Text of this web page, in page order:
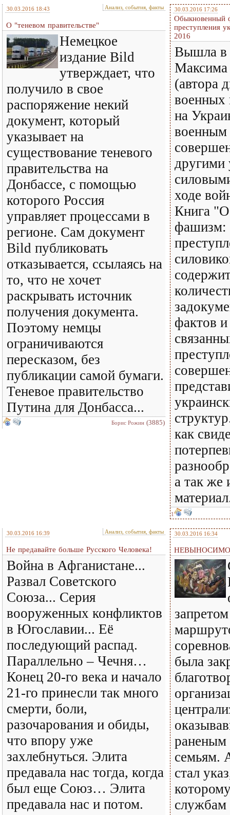
30.03.2016 18:43 Анализ, события, факты
О "теневом правительстве"
Немецкое
издание Bild
утверждает, что
получило в свое
распоряжение некий
документ, который
указывает на
существование теневого
правительства на
Донбассе, с помощью
которого Россия
управляет процессами в
регионе. Сам документ
Bild публиковать
отказывается, ссылаясь на
то, что не хочет
раскрывать источник
получения документа.
Поэтому немцы
ограничиваются
пересказом, без
публикации самой бумаги.
Теневое правительство
Путина для Донбасса...
Борис Рожин (3885)
30.03.2016 17:26
Обыкновенный
преступления
2016
Вышла в
Максима
(автора
военных
на
военным
другими
ходе
Книга
фашизм:
фактов и
как
а так же
1
30.03.2016 16:39 Анализ, события, факты
Не предавайте больше Русского Человека!
Война в Афганистане...
Развал Советского
Союза... Серия
вооруженных конфликтов
в Югославии... Её
последующий распад.
Параллельно – Чечня…
Конец 20-го века и начало
21-го принесли так много
смерти, боли,
разочарования и обиды,
что впору уже
захлебнуться. Элита
предавала нас тогда, когда
был еще Союз… Элита
предавала нас и потом.
30.03.2016 16:34
была
раненым
семьям.
стал
службам